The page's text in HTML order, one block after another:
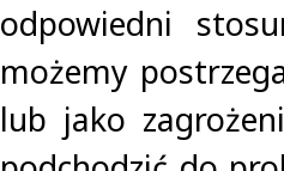
odpowiedni
możemy
lub jako